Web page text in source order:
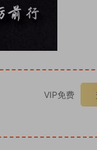
VIP免费